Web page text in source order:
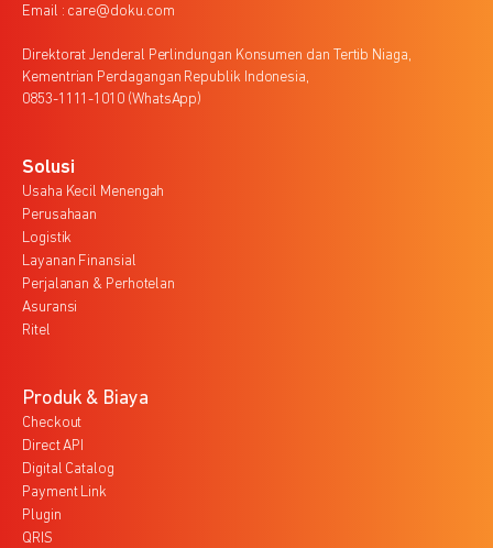
Email : care@doku.com
Direktorat Jenderal Perlindungan Konsumen dan Tertib Niaga,
Kementrian Perdagangan Republik Indonesia,
0853-1111-1010 (WhatsApp)
Solusi
Usaha Kecil Menengah
Perusahaan
Logistik
Layanan Finansial
Perjalanan & Perhotelan
Asuransi
Ritel
Produk & Biaya
Checkout
Direct API
Digital Catalog
Payment Link
Plugin
QRIS